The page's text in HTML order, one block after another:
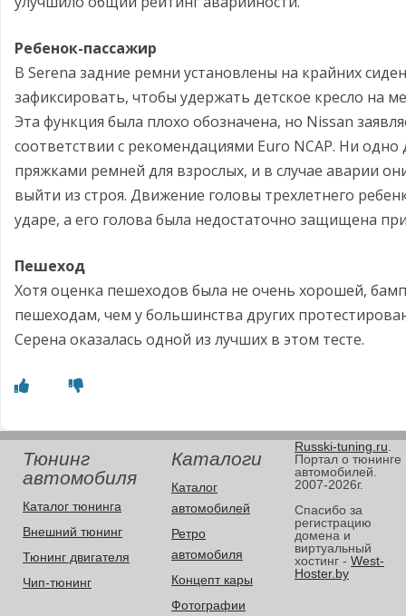
Ребенок-пассажир
В Serena задние ремни установлены на крайних
зафиксировать, чтобы удержать детское кресло на
Эта функция была плохо обозначена, но Nissan
соответствии с рекомендациями Euro NCAP. Ни одно
пряжками ремней для взрослых, и в случае аварии
выйти из строя. Движение головы трехлетнего
ударе, а его голова была недостаточно защищена
Пешеход
Хотя оценка пешеходов была не очень хорошей,
пешеходам, чем у большинства других
Серена оказалась одной из лучших в этом тесте.
Тюнинг
автомобиля
Каталог тюнинга
Внешний тюнинг
Тюнинг двигателя
Чип-тюнинг
Каталоги
Каталог
автомобилей
Ретро
автомобиля
Концепт кары
Фотографии
Russki-tuning.ru
Портал о тюнинге
автомобилей.
2007-2026г.
Спасибо за
регистрацию
домена и
виртуальный
хостинг - West-
Hoster.by